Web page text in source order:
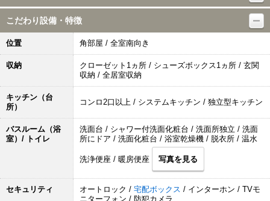
こだわり設備・特徴
位置 角部屋 / 全室南向き
収納
クローゼット1ヵ所 / シューズボックス1ヵ所 / 玄関
収納 / 全居室収納
キッチン（台
所）
コンロ2口以上 / システムキッチン / 独立型キッチン
バスルーム（浴
室）/ トイレ
洗面台 / シャワー付洗面化粧台 / 洗面所独立 / 洗面
所にドア / 洗面化粧台 / 浴室乾燥機 / 脱衣所 / 温水
洗浄便座 / 暖房便座 写真を見る
セキュリティ オートロック / 宅配ボックス / インターホン / TVモ
ニターフォン / 防犯カメラ